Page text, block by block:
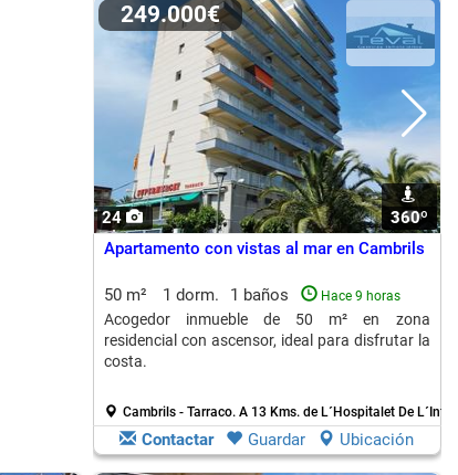
24 1
360º
249.000€
Apartamento con vistas al mar en Cambrils
50 m² 1 dorm. 1 baños Hace 9 horas
Acogedor inmueble de 50 m² en zona
residencial con ascensor, ideal para disfrutar la
costa.
Cambrils - Tarraco. A 13 Kms. de L´Hospitalet De
Contactar Guardar Ubicación